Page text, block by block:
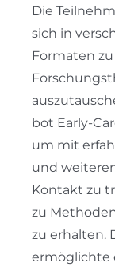
Die
sich in
Formaten
bot Early-
um mit
und
Kontakt zu
zu
zu erhalten.
ermöglichte